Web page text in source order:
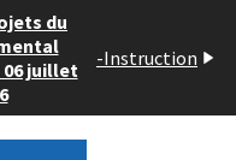
du
06 juillet
-Instruction